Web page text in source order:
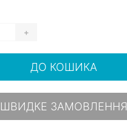
+
ДО КОШИКА
ШВИДКЕ ЗАМОВЛЕННЯ